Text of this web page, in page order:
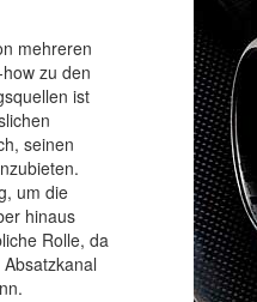
mehreren
zu den
ist
seinen
um die
hinaus
Rolle, da